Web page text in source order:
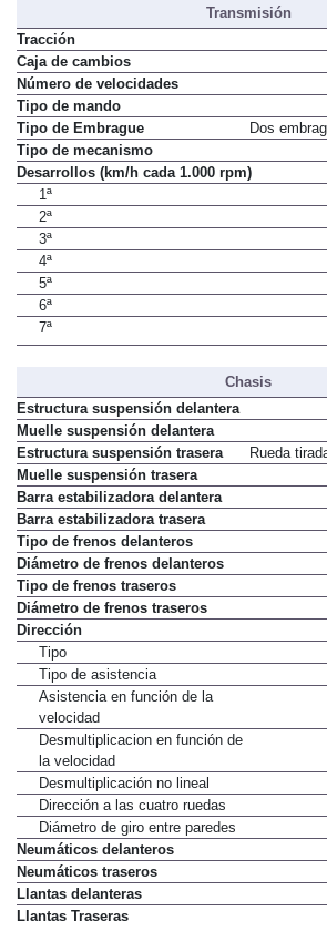
Transmisión
Tracción
Caja de cambios
Número de velocidades
Tipo de mando
Tipo de Embrague
Dos
Tipo de mecanismo
Desarrollos (km/h cada 1.000 rpm)
1ª
2ª
3ª
4ª
5ª
6ª
7ª
Chasis
Estructura suspensión delantera
Muelle suspensión delantera
Estructura suspensión trasera
Rueda
Muelle suspensión trasera
Barra estabilizadora delantera
Barra estabilizadora trasera
Tipo de frenos delanteros
Diámetro de frenos delanteros
Tipo de frenos traseros
Diámetro de frenos traseros
Dirección
Tipo
Tipo de asistencia
Asistencia en función de la
velocidad
Desmultiplicacion en función de
la velocidad
Desmultiplicación no lineal
Dirección a las cuatro ruedas
Diámetro de giro entre paredes
Neumáticos delanteros
Neumáticos traseros
Llantas delanteras
Llantas Traseras